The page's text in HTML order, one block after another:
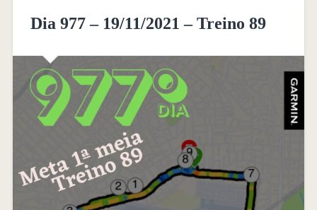
Dia 977 – 19/11/2021 – Treino 89